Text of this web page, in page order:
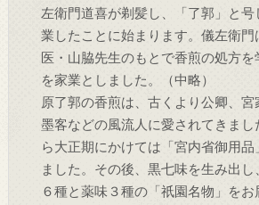
左衛門道喜が剃髪し、「了郭」と号
業したことに始まります。儀左衛門
医・山脇先生のもとで香煎の処方を
を家業としました。（中略）
原了郭の香煎は、古くより公卿、宮
墨客などの風流人に愛されてきま
ら大正期にかけては「宮内省御用品
ました。その後、黒七味を生み出
６種と薬味３種の「祇園名物」をお